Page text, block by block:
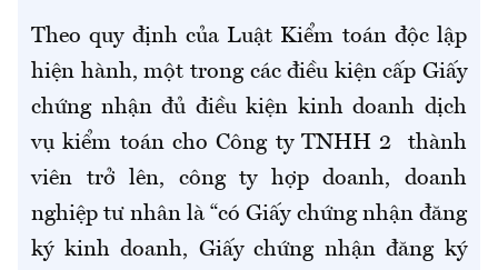
Theo quy định của Luật Kiểm toán độc lập
hiện hành, một trong các điều kiện cấp Giấy
chứng nhận đủ điều kiện kinh doanh dịch
vụ kiểm toán cho Công ty TNHH 2 thành
viên trở lên, công ty hợp doanh, doanh
nghiệp tư nhân là “có Giấy chứng nhận đăng
ký kinh doanh, Giấy chứng nhận đăng ký